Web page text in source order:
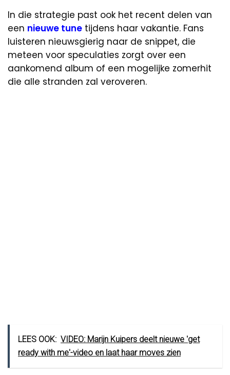
In die strategie past ook het recent delen van
een nieuwe tune tijdens haar vakantie. Fans
luisteren nieuwsgierig naar de snippet, die
meteen voor speculaties zorgt over een
aankomend album of een mogelijke zomerhit
die alle stranden zal veroveren.
LEES OOK: VIDEO: Marijn Kuipers deelt nieuwe 'get
ready with me'-video en laat haar moves zien